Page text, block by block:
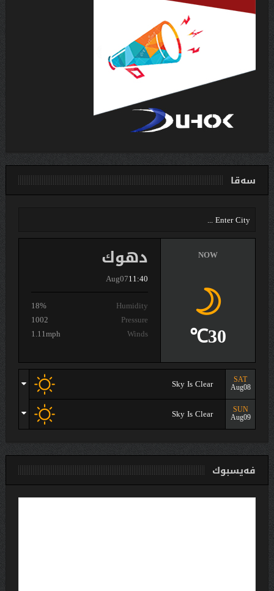
سەقا
دهوك
Aug0711:40
Humidity
18%
Pressure
1002
Winds
1.11mph
NOW
30℃
SAT
Aug08
Sky Is Clear
SUN
Aug09
Sky Is Clear
فەیسبوك